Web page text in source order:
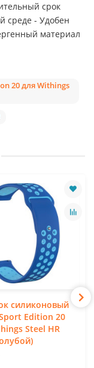
срок
среде - Удобен
материал
20 для Withings
силиконовый
Edition 20
Steel HR